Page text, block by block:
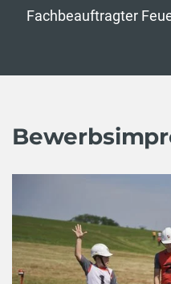
Fachbeauftragter